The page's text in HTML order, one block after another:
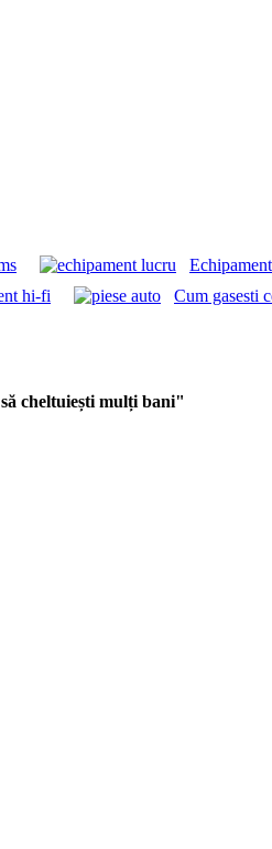
hi-fi
Cum gasesti
cheltuiești mulți bani"